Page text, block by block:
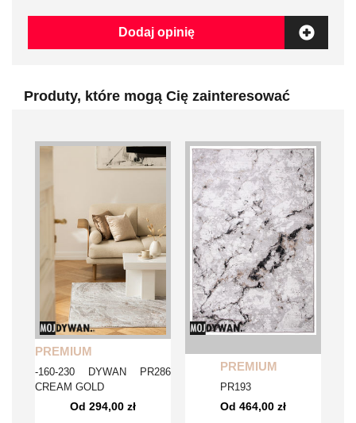
Dodaj opinię
Produty, które mogą Cię zainteresować
PREMIUM
-160-230 DYWAN PR286
CREAM GOLD
Od 294,00 zł
PREMIUM
PR193
Od 464,00 zł